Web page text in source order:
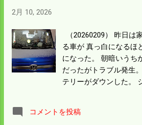
はなかったが−5℃以上の予報が出れば
がけよう。
2月 10, 2026
（20260209） 昨日は
る車が 真っ白になるほ
になった。 朝暗いうち
だったがトラブル発生
テリーがダウンした。
付いて 開かない状態だ
コメントを投稿